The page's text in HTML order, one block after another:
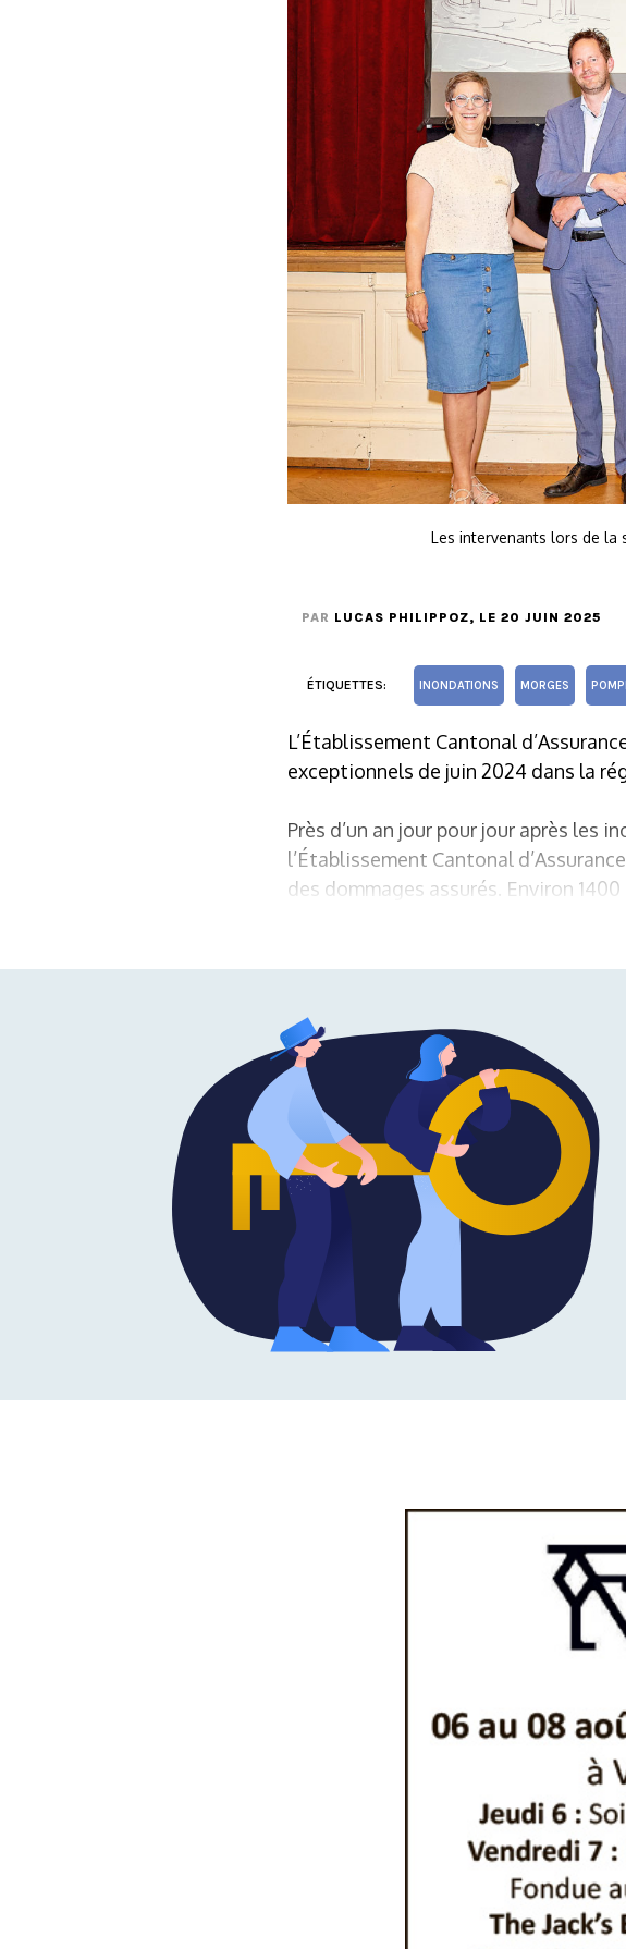
Les intervenants lors de la
PAR LUCAS PHILIPPOZ, LE 20 JUIN 2025
ÉTIQUETTES: INONDATIONS MORGES
L’Établissement Cantonal
exceptionnels de juin 2024 dans la
Près d’un an jour pour jour après les
l’Établissement Cantonal
des dommages assurés. Environ